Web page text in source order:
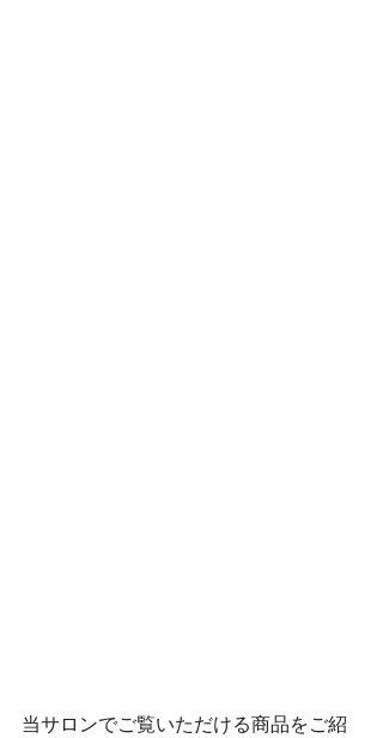
当サロンでご覧いただける商品をご紹